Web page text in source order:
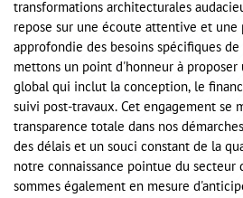
transformations architecturales
repose sur une écoute attentive et une
approfondie des besoins spécifiques
mettons un point d'honneur à proposer
global qui inclut la conception, le
suivi post-travaux. Cet engagement se
transparence totale dans nos
des délais et un souci constant de la
notre connaissance pointue du secteur
sommes également en mesure